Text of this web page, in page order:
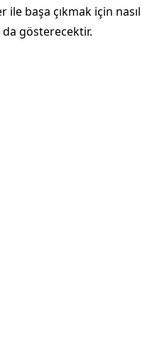
başa çıkmak için nasıl
da gösterecektir.